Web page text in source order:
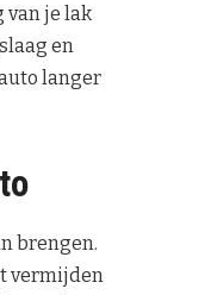
van je lak
en
langer
brengen.
vermijden